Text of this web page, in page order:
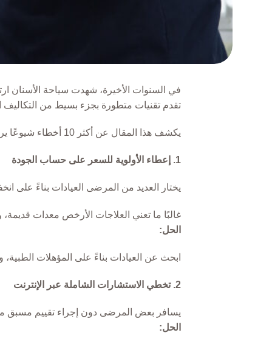
في السنوات الأخيرة، شهدت سياحة الأسنان
تقدم تقنيات متطورة بجزء بسيط من التكاليف
يكشف هذا المقال عن أكثر 10 أخطاء شيوعًا يرتكبها الأوروبيون عند السفر لعلاجات الأسنان، ويشرح كيفية تجنبها لضمان تجربة آمنة وناجحة.
1. إعطاء الأولوية للسعر على حساب الجودة
يختار العديد من المرضى العيادات بناءً على
غالبًا ما تعني العلاجات الأرخص معدات
الحل:
ابحث عن العيادات بناءً على المؤهلات الطبية،
2. تخطي الاستشارات الشاملة عبر الإنترنت
يسافر بعض المرضى دون إجراء تقييم مسبق
الحل: